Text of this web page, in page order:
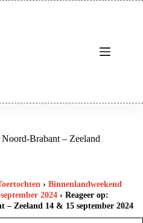
Brabant – Zeeland
› Binnenlandweekend
2024 › Reageer op:
– Zeeland 14 & 15 september 2024